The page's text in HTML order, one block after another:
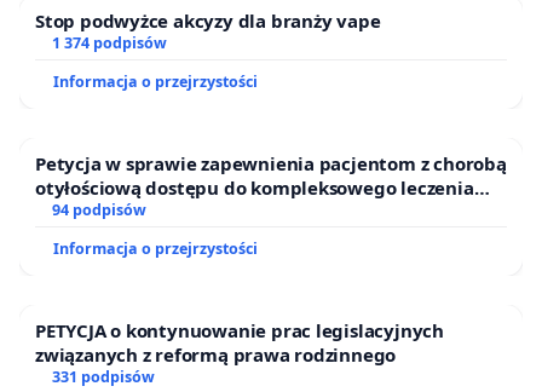
Stop podwyżce akcyzy dla branży vape
1 374 podpisów
Informacja o przejrzystości
Petycja w sprawie zapewnienia pacjentom z chorobą
otyłościową dostępu do kompleksowego leczenia
oraz programów profilaktycznych.
94 podpisów
Informacja o przejrzystości
PETYCJA o kontynuowanie prac legislacyjnych
związanych z reformą prawa rodzinnego
331 podpisów